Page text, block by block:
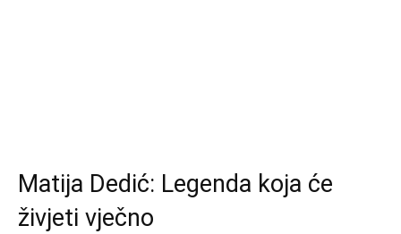
Matija Dedić: Legenda koja će
živjeti vječno